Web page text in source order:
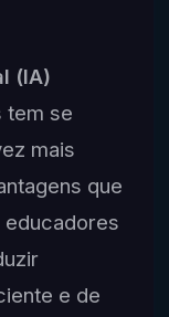
(IA)
tem se
mais
que
e de